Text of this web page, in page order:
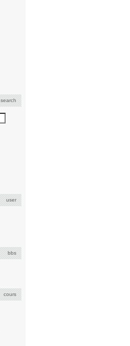
search
user
bbs
cours